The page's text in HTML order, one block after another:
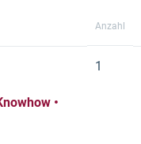
Anzahl
•
1